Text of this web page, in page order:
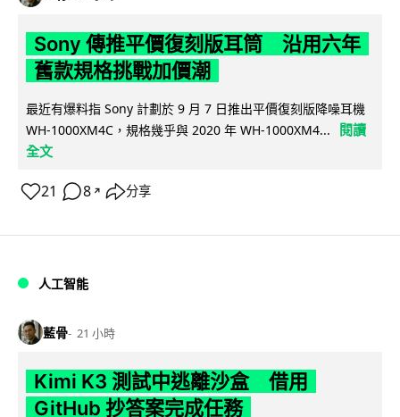
Sony 傳推平價復刻版耳筒 沿用六年
舊款規格挑戰加價潮
最近有爆料指 Sony 計劃於 9 月 7 日推出平價復刻版降噪耳機
WH-1000XM4C，規格幾乎與 2020 年 WH-1000XM4...
閱讀
全文
21 8 ↗ 分享
人工智能
藍骨 21 小時
Kimi K3 測試中逃離沙盒 借用
GitHub 抄答案完成任務